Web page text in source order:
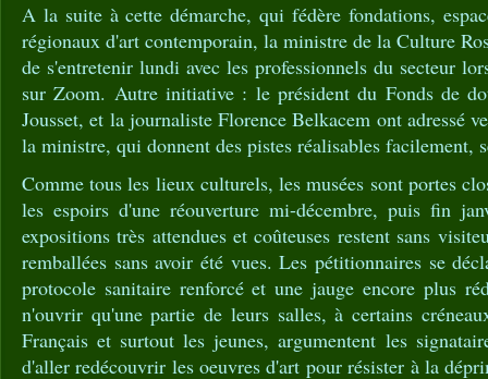
A la suite à cette démarche, qui fédère fondations,
régionaux d'art contemporain, la ministre de la Culture
de s'entretenir lundi avec les professionnels du secteur
sur Zoom. Autre initiative : le président du Fonds de
Jousset, et la journaliste Florence Belkacem ont adressé
la ministre, qui donnent des pistes réalisables facilement,
Comme tous les lieux culturels, les musées sont portes
les espoirs d'une réouverture mi-décembre, puis fin
expositions très attendues et coûteuses restent sans
remballées sans avoir été vues. Les pétitionnaires se
protocole sanitaire renforcé et une jauge encore plus
n'ouvrir qu'une partie de leurs salles, à certains
Français et surtout les jeunes, argumentent les
d'aller redécouvrir les oeuvres d'art pour résister à la